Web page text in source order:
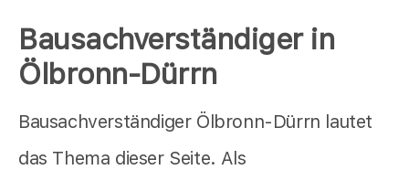
Bausachverständiger in
Ölbronn-Dürrn
Bausachverständiger Ölbronn-Dürrn lautet
das Thema dieser Seite. Als